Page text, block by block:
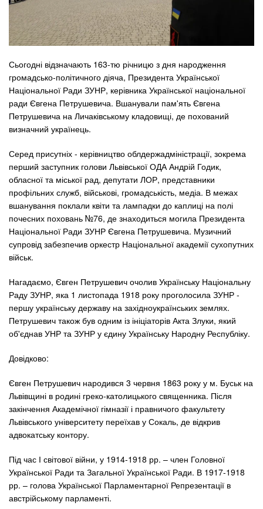
Сьогодні відзначають 163-тю річницю з дня народження
громадсько-політичного діяча, Президента Української
Національної Ради ЗУНР, керівника Української національної
ради Євгена Петрушевича. Вшанували пам'ять Євгена
Петрушевича на Личаківському кладовищі, де похований
визначний українець.
Серед присутніх - керівництво облдержадміністрації, зокрема
перший заступник голови Львівської ОДА Андрій Годик,
обласної та міської рад, депутати ЛОР, представники
профільних служб, військові, громадськість, медіа. В межах
вшанування поклали квіти та лампадки до каплиці на полі
почесних поховань №76, де знаходиться могила Президента
Національної Ради ЗУНР Євгена Петрушевича. Музичний
супровід забезпечив оркестр Національної академії сухопутних
військ.
Нагадаємо, Євген Петрушевич очолив Українську Національну
Раду ЗУНР, яка 1 листопада 1918 року проголосила ЗУНР -
першу українську державу на західноукраїнських землях.
Петрушевич також був одним із ініціаторів Акта Злуки, який
об'єднав УНР та ЗУНР у єдину Українську Народну Республіку.
Довідково:
Євген Петрушевич народився 3 червня 1863 року у м. Буськ на
Львівщині в родині греко-католицького священника. Після
закінчення Академічної гімназії і правничого факультету
Львівського університету переїхав у Сокаль, де відкрив
адвокатську контору.
Під час І світової війни, у 1914-1918 рр. – член Головної
Української Ради та Загальної Української Ради. В 1917-1918
рр. – голова Української Парламентарної Репрезентації в
австрійському парламенті.